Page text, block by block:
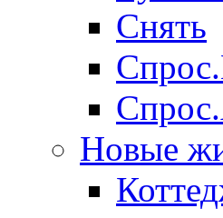
Снять
Новые